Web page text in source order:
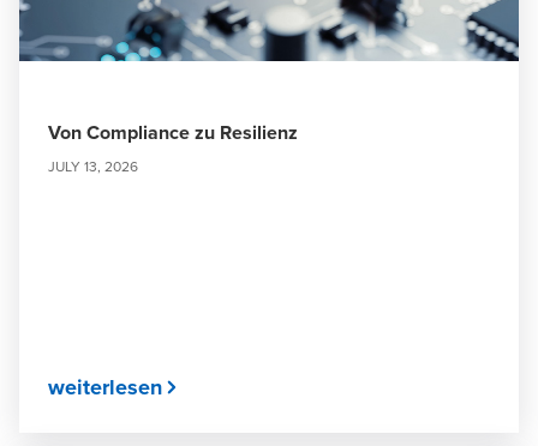
Von Compliance zu Resilienz
JULY 13, 2026
weiterlesen